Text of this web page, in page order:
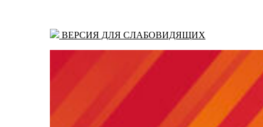
ВЕРСИЯ ДЛЯ СЛАБОВИДЯЩИХ